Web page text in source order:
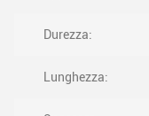
Durezza:
Lunghezza: